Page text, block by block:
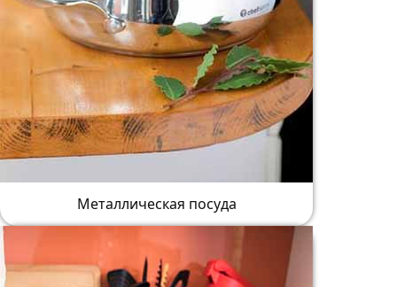
Металлическая посуда